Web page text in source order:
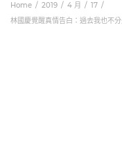
Home 2019 4 月
17
林國慶覺醒真情告白：過去我也不